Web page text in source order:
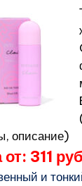
описание)
311
и